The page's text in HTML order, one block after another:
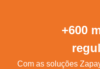
+600
Com as soluções